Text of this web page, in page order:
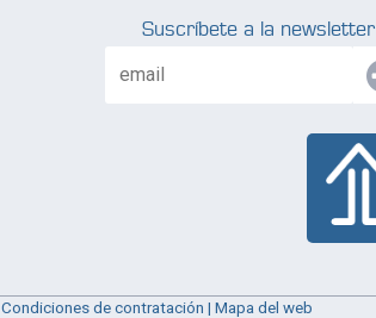
Suscríbete a la newsletter
Condiciones de contratación | Mapa del web